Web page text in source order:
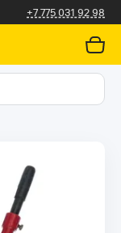
+7 775 031 92 98